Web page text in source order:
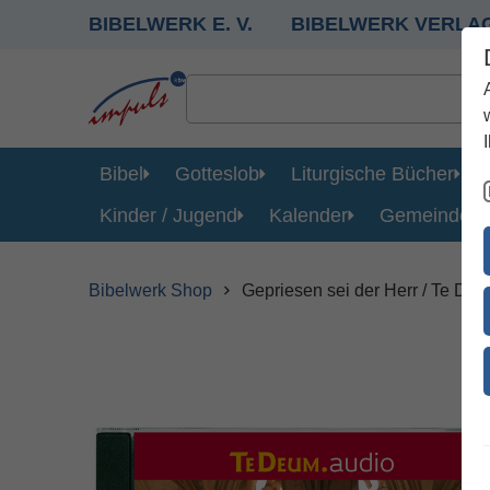
BIBELWERK E. V. BIBELWERK
Bibel Gotteslob Liturgische Bücher
Kinder / Jugend
Kalender Gemeinde
Bibelwerk Shop Gepriesen sei der Herr / Te